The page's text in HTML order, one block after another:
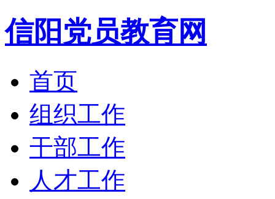
信阳党员教育网
首页
组织工作
干部工作
人才工作